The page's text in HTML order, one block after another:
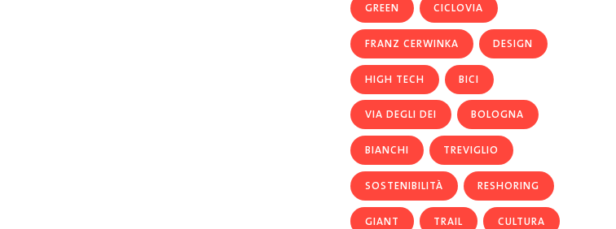
GREEN CICLOVIA
FRANZ CERWINKA DESIGN
HIGH TECH BICI
VIA DEGLI DEI BOLOGNA
BIANCHI TREVIGLIO
SOSTENIBILITÀ RESHORING
GIANT TRAIL CULTURA